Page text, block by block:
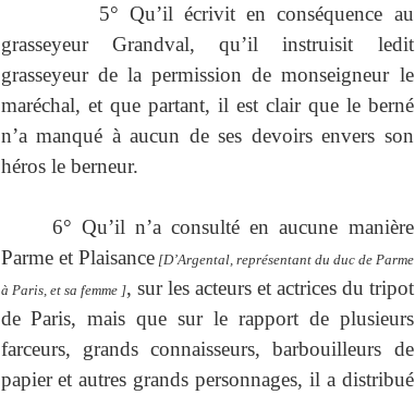
5° Qu’il écrivit en conséquence au
grasseyeur Grandval, qu’il instruisit ledit
grasseyeur de la permission de monseigneur le
maréchal, et que partant, il est clair que le berné
n’a manqué à aucun de ses devoirs envers son
héros le berneur.
6° Qu’il n’a consulté en aucune manière
Parme et Plaisance [D’Argental, représentant du duc de Parme
à Paris, et sa femme ], sur les acteurs et actrices du tripot
de Paris, mais que sur le rapport de plusieurs
farceurs, grands connaisseurs, barbouilleurs de
papier et autres grands personnages, il a distribué